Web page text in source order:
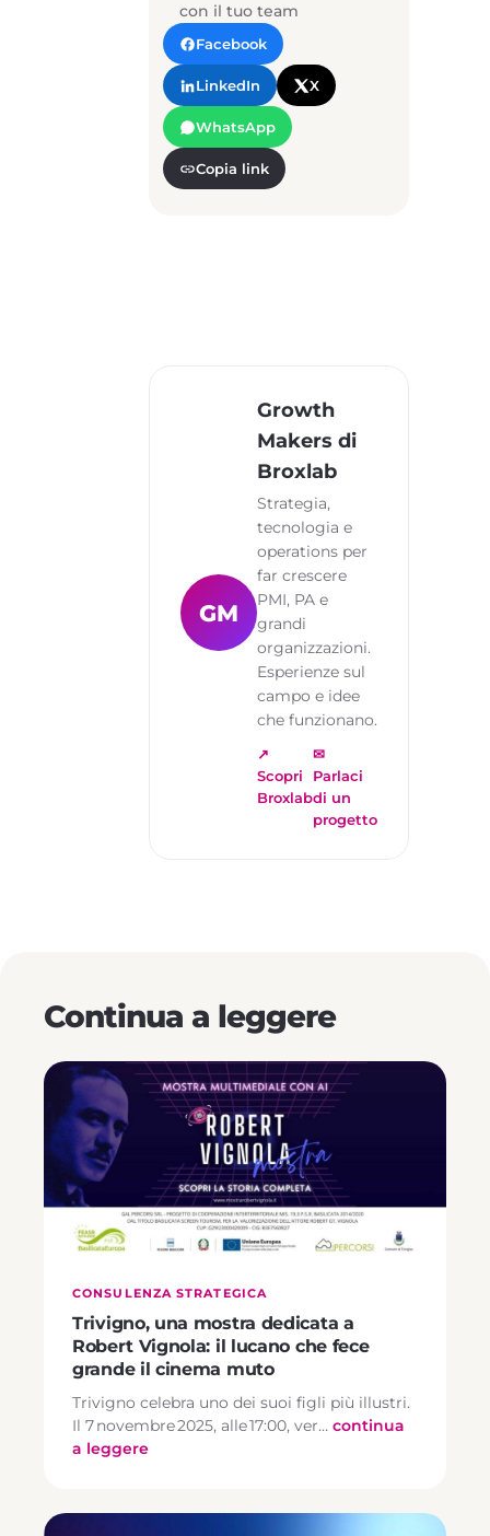
con il tuo team
Facebook
LinkedIn X
WhatsApp
Copia link
GM
Growth
Makers di
Broxlab
Strategia,
tecnologia e
operations per
far crescere
PMI, PA e
grandi
organizzazioni.
Esperienze sul
campo e idee
che funzionano.
↗
Scopri
Broxlab
✉
Parlaci
di un
progetto
Continua a leggere
CONSULENZA STRATEGICA
Trivigno, una mostra dedicata a
Robert Vignola: il lucano che fece
grande il cinema muto
Trivigno celebra uno dei suoi figli più illustri.
Il 7 novembre 2025, alle 17:00, ver… continua
a leggere